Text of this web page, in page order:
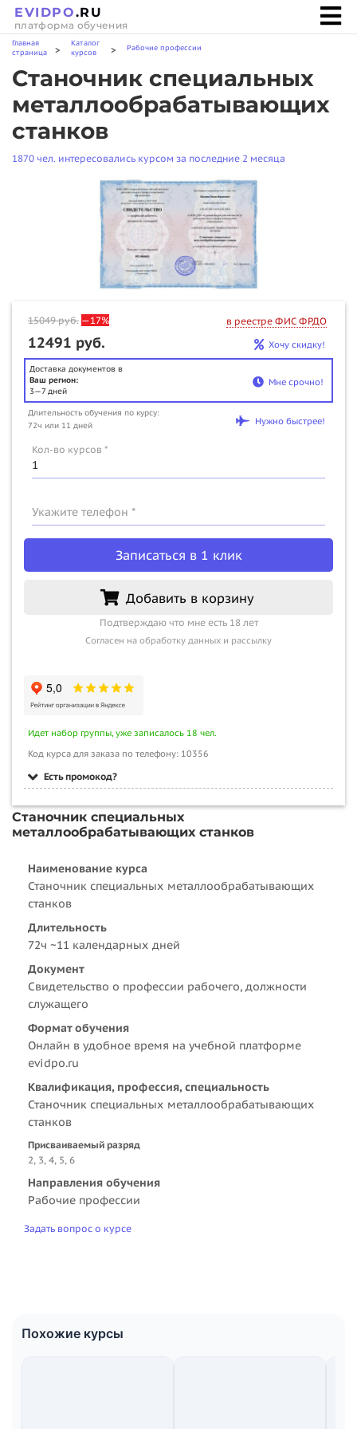
EVIDPO.RU
платформа обучения
Главная
страница
>
Каталог
курсов
> Рабочие профессии
Станочник специальных
металлообрабатывающих
станков
1870 чел. интересовались курсом за последние 2 месяца
15049руб. —17% в реестре ФИС ФРДО
12491 руб. Хочу скидку!
Доставка документов в
Ваш регион:
3—7 дней
Мне срочно!
Длительность обучения по курсу:
72ч или 11 дней
Нужно быстрее!
Кол-во курсов *
Укажите телефон *
Записаться в 1 клик
Добавить в корзину
Подтверждаю что мне есть 18 лет
Согласен на обработку данных и рассылку
Идет набор группы, уже записалось 18 чел.
Код курса для заказа по телефону: 10356
Есть промокод?
Станочник специальных
металлообрабатывающих станков
Наименование курса
Станочник специальных металлообрабатывающих
станков
Длительность
72ч ~11 календарных дней
Документ
Свидетельство о профессии рабочего, должности
служащего
Формат обучения
Онлайн в удобное время на учебной платформе
evidpo.ru
Квалификация, профессия, специальность
Станочник специальных металлообрабатывающих
станков
Присваиваемый разряд
2, 3, 4, 5, 6
Направления обучения
Рабочие профессии
Задать вопрос о курсе
Похожие курсы